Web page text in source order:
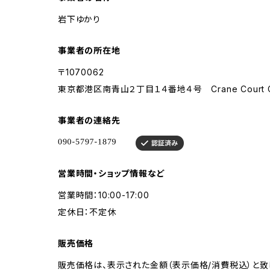
岩下ゆかり
事業者の所在地
〒1070062
東京都港区南青山２丁目１４番地４号 Crane Court
事業者の連絡先
営業時間・ショップ情報など
営業時間：10:00-17:00
定休日：不定休
販売価格
販売価格は、表示された金額（表示価格/消費税込）と致